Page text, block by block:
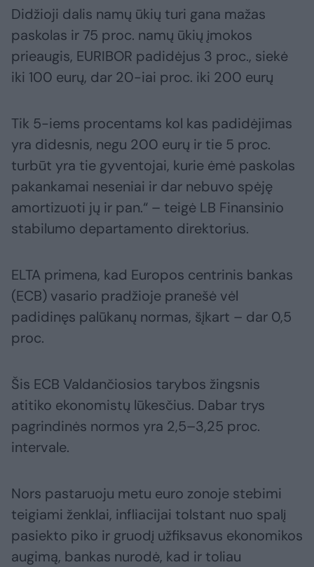
Didžioji dalis namų ūkių turi gana mažas
paskolas ir 75 proc. namų ūkių įmokos
prieaugis, EURIBOR padidėjus 3 proc., siekė
iki 100 eurų, dar 20-iai proc. iki 200 eurų
Tik 5-iems procentams kol kas padidėjimas
yra didesnis, negu 200 eurų ir tie 5 proc.
turbūt yra tie gyventojai, kurie ėmė paskolas
pakankamai neseniai ir dar nebuvo spėję
amortizuoti jų ir pan.“ – teigė LB Finansinio
stabilumo departamento direktorius.
ELTA primena, kad Europos centrinis bankas
(ECB) vasario pradžioje pranešė vėl
padidinęs palūkanų normas, šįkart – dar 0,5
proc.
Šis ECB Valdančiosios tarybos žingsnis
atitiko ekonomistų lūkesčius. Dabar trys
pagrindinės normos yra 2,5–3,25 proc.
intervale.
Nors pastaruoju metu euro zonoje stebimi
teigiami ženklai, infliacijai tolstant nuo spalį
pasiekto piko ir gruodį užfiksavus ekonomikos
augimą, bankas nurodė, kad ir toliau